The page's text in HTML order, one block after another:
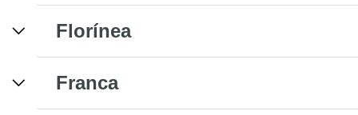
Florínea
Franca